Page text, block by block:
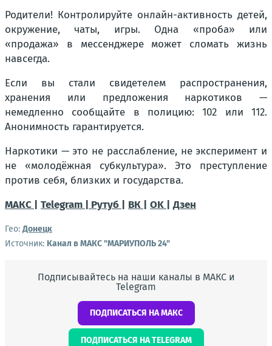
Родители! Контролируйте онлайн-активность детей,
окружение, чаты, игры. Одна «проба» или
«продажа» в мессенджере может сломать жизнь
навсегда.
Если вы стали свидетелем распространения,
хранения или предложения наркотиков —
немедленно сообщайте в полицию: 102 или 112.
Анонимность гарантируется.
Наркотики — это не расслабление, не эксперимент и
не «молодёжная субкультура». Это преступление
против себя, близких и государства.
МАКС | Telegram | Рутуб | ВК | OK | Дзен
Гео:Донецк
Источник: Канал в МАКС "МАРИУПОЛЬ 24"
Подписывайтесь на наши каналы в МАКС и
Telegram
ПОДПИСАТЬСЯ НА МАКС
ПОДПИСАТЬСЯ НА TELEGRAM